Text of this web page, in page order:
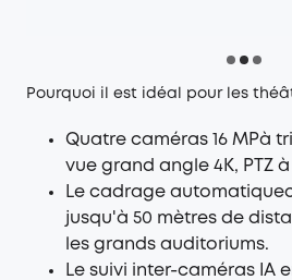
Pourquoi il est idéal pour les
Quatre caméras 16 MPà
vue grand angle 4K, PTZ à
Le cadrage
jusqu'à 50 mètres de
les grands auditoriums.
Le suivi inter-caméras IA